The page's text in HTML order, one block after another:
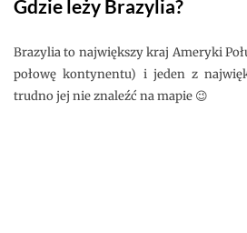
Gdzie leży Brazylia?
Brazylia to największy kraj Ameryki
połowę kontynentu) i jeden z
trudno jej nie znaleźć na mapie 😉